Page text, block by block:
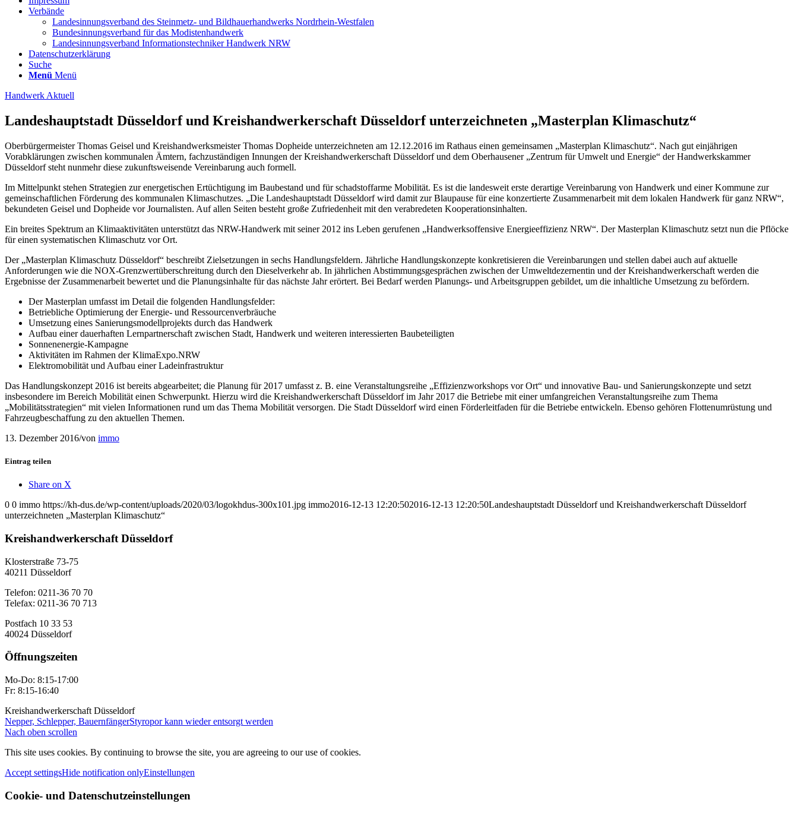
Verbände
Landesinnungsverband des Steinmetz- und Bildhauerhandwerks Nordrhein-Westfalen
Bundesinnungsverband für das Modistenhandwerk
Landesinnungsverband Informationstechniker Handwerk NRW
Datenschutzerklärung
Suche
Menü Menü
Handwerk Aktuell
Landeshauptstadt Düsseldorf und Kreishandwerkerschaft Düsseldorf unterzeichneten „Masterplan Klimaschutz“
Oberbürgermeister Thomas Geisel und Kreishandwerksmeister Thomas Dopheide unterzeichneten am 12.12.2016 im Rathaus einen gemeinsamen „Masterplan Klimaschutz“. Nach gut einjährigen
Vorabklärungen zwischen kommunalen Ämtern, fachzuständigen Innungen der Kreishandwerkerschaft Düsseldorf und dem Oberhausener „Zentrum für Umwelt und Energie“ der Handwerkskammer
Düsseldorf steht nunmehr diese zukunftsweisende Vereinbarung auch formell.
Im Mittelpunkt stehen Strategien zur energetischen Ertüchtigung im Baubestand und für schadstoffarme Mobilität. Es ist die landesweit erste derartige Vereinbarung von Handwerk und einer Kommune zur
gemeinschaftlichen Förderung des kommunalen Klimaschutzes. „Die Landeshauptstadt Düsseldorf wird damit zur Blaupause für eine konzertierte Zusammenarbeit mit dem lokalen Handwerk für ganz NRW“,
bekundeten Geisel und Dopheide vor Journalisten. Auf allen Seiten besteht große Zufriedenheit mit den verabredeten Kooperationsinhalten.
Ein breites Spektrum an Klimaaktivitäten unterstützt das NRW-Handwerk mit seiner 2012 ins Leben gerufenen „Handwerksoffensive Energieeffizienz NRW“. Der Masterplan Klimaschutz setzt nun die Pflöcke
für einen systematischen Klimaschutz vor Ort.
Der „Masterplan Klimaschutz Düsseldorf“ beschreibt Zielsetzungen in sechs Handlungsfeldern. Jährliche Handlungskonzepte konkretisieren die Vereinbarungen und stellen dabei auch auf aktuelle
Anforderungen wie die NOX-Grenzwertüberschreitung durch den Dieselverkehr ab. In jährlichen Abstimmungsgesprächen zwischen der Umweltdezernentin und der Kreishandwerkerschaft werden die
Ergebnisse der Zusammenarbeit bewertet und die Planungsinhalte für das nächste Jahr erörtert. Bei Bedarf werden Planungs- und Arbeitsgruppen gebildet, um die inhaltliche Umsetzung zu befördern.
Der Masterplan umfasst im Detail die folgenden Handlungsfelder:
Betriebliche Optimierung der Energie- und Ressourcenverbräuche
Umsetzung eines Sanierungsmodellprojekts durch das Handwerk
Aufbau einer dauerhaften Lernpartnerschaft zwischen Stadt, Handwerk und weiteren interessierten Baubeteiligten
Sonnenenergie-Kampagne
Aktivitäten im Rahmen der KlimaExpo.NRW
Elektromobilität und Aufbau einer Ladeinfrastruktur
Das Handlungskonzept 2016 ist bereits abgearbeitet; die Planung für 2017 umfasst z. B. eine Veranstaltungsreihe „Effizienzworkshops vor Ort“ und innovative Bau- und Sanierungskonzepte und setzt
insbesondere im Bereich Mobilität einen Schwerpunkt. Hierzu wird die Kreishandwerkerschaft Düsseldorf im Jahr 2017 die Betriebe mit einer umfangreichen Veranstaltungsreihe zum Thema
„Mobilitätsstrategien“ mit vielen Informationen rund um das Thema Mobilität versorgen. Die Stadt Düsseldorf wird einen Förderleitfaden für die Betriebe entwickeln. Ebenso gehören Flottenumrüstung und
Fahrzeugbeschaffung zu den aktuellen Themen.
13. Dezember 2016/von immo
Eintrag teilen
Share on X
0 0 immo https://kh-dus.de/wp-content/uploads/2020/03/logokhdus-300x101.jpg immo2016-12-13 12:20:502016-12-13 12:20:50Landeshauptstadt Düsseldorf und Kreishandwerkerschaft Düsseldorf
unterzeichneten „Masterplan Klimaschutz“
Kreishandwerkerschaft Düsseldorf
Klosterstraße 73-75
40211 Düsseldorf
Telefon: 0211-36 70 70
Telefax: 0211-36 70 713
Postfach 10 33 53
40024 Düsseldorf
Öffnungszeiten
Mo-Do: 8:15-17:00
Fr: 8:15-16:40
Kreishandwerkerschaft Düsseldorf
Nepper, Schlepper, BauernfängerStyropor kann wieder entsorgt werden
Nach oben scrollen
This site uses cookies. By continuing to browse the site, you are agreeing to our use of cookies.
Accept settingsHide notification onlyEinstellungen
Cookie- und Datenschutzeinstellungen